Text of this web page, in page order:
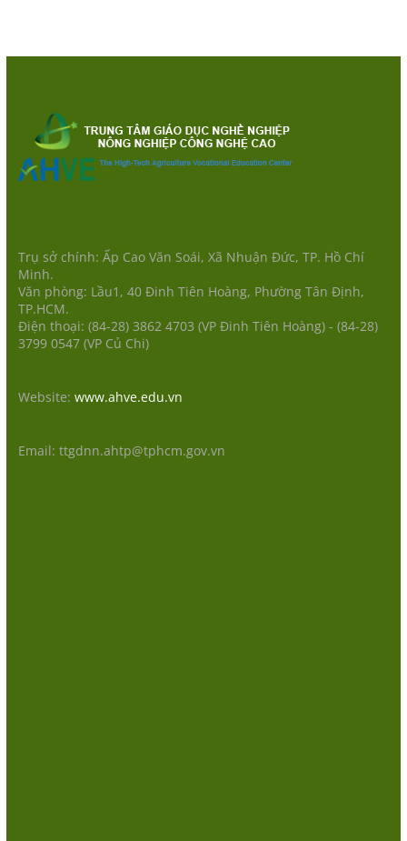
Trụ sở chính: Ấp Cao Văn Soái, Xã Nhuận Đức, TP. Hồ Chí
Minh.
Văn phòng: Lầu1, 40 Đinh Tiên Hoàng, Phường Tân Định,
TP.HCM.
Điện thoại: (84-28) 3862 4703 (VP Đinh Tiên Hoàng) - (84-28)
3799 0547 (VP Củ Chi)
Website: www.ahve.edu.vn
Email: ttgdnn.ahtp@tphcm.gov.vn